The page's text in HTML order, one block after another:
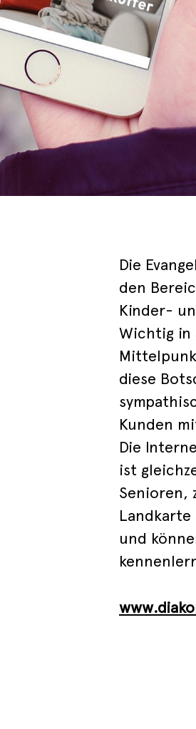
Die
den
Kinder-
Wichtig in
diese
Kunden
Die
ist
Senioren,
und